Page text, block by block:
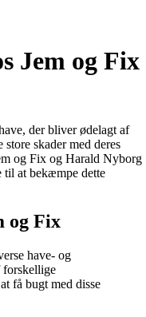
Jem og Fix
der bliver ødelagt af
skader med deres
og Fix og Harald Nyborg
til at bekæmpe dette
og Fix
have- og
forskellige
få bugt med disse